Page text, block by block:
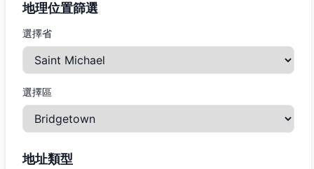
地理位置篩選
選擇省
選擇區
地址類型